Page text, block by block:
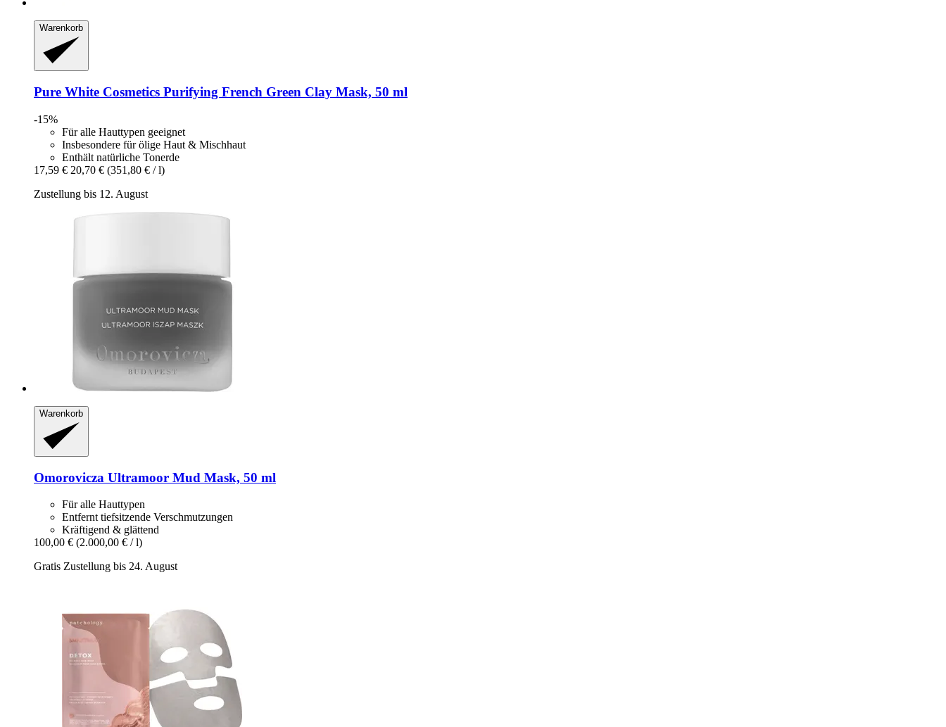
Warenkorb
Pure White Cosmetics Purifying French Green Clay Mask, 50 ml
-15%
Für alle Hauttypen geeignet
Insbesondere für ölige Haut & Mischhaut
Enthält natürliche Tonerde
17,59 € 20,70 € (351,80 € / l)
Zustellung bis 12. August
Warenkorb
Omorovicza Ultramoor Mud Mask, 50 ml
Für alle Hauttypen
Entfernt tiefsitzende Verschmutzungen
Kräftigend & glättend
100,00 € (2.000,00 € / l)
Gratis Zustellung bis 24. August